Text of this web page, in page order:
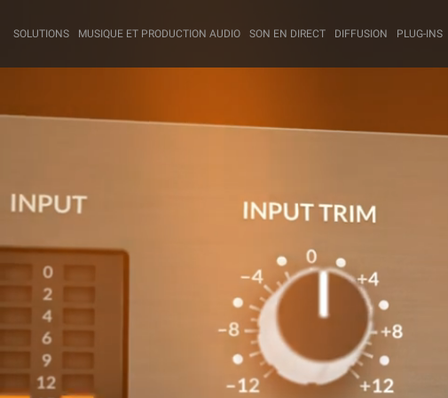
SOLUTIONS MUSIQUE ET PRODUCTION AUDIO SON EN DIRECT DIFFUSION PLUG-INS